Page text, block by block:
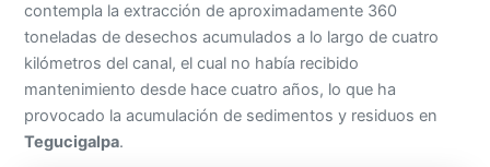
contempla la extracción de aproximadamente 360
toneladas de desechos acumulados a lo largo de cuatro
kilómetros del canal, el cual no había recibido
mantenimiento desde hace cuatro años, lo que ha
provocado la acumulación de sedimentos y residuos en
Tegucigalpa.